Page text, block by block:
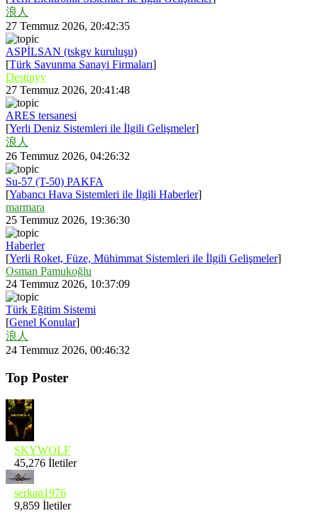
浪人
27 Temmuz 2026, 20:42:35
ASPİLSAN (tskgv kuruluşu)
[Türk Savunma Sanayi Firmaları]
Destinyy
27 Temmuz 2026, 20:41:48
ARES tersanesi
[Yerli Deniz Sistemleri ile İlgili Gelişmeler]
浪人
26 Temmuz 2026, 04:26:32
Su-57 (T-50) PAKFA
[Yabancı Hava Sistemleri ile İlgili Haberler]
marmara
25 Temmuz 2026, 19:36:30
Haberler
[Yerli Roket, Füze, Mühimmat Sistemleri ile İlgili Gelişmeler]
Osman Pamukoğlu
24 Temmuz 2026, 10:37:09
Türk Eğitim Sistemi
[Genel Konular]
浪人
24 Temmuz 2026, 00:46:32
Top Poster
SKYWOLF
45,276 İletiler
serkan1976
9,859 İletiler